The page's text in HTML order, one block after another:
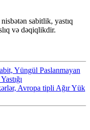
sabitlik, yastıq
və dəqiqlikdir.
Yüngül Paslanmayan
Avropa tipli Ağır Yük